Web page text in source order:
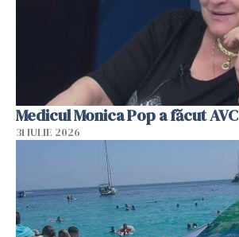
Medicul Monica Pop a făcut AVC
31 IULIE 2026